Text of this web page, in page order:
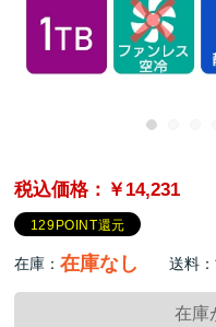
税込価格：￥14,231
129POINT還元
在庫：在庫なし 送料：